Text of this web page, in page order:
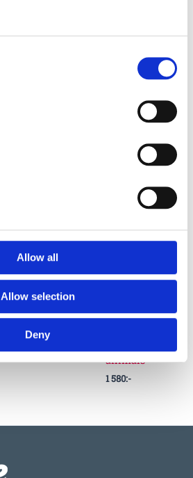
Allow all
Allow selection
Deny
produkten, klicka här
Finns som fler
varianter
Novapur Glue
for Euroflex
products
00-004-239
ground anchor
animals
1 580:-